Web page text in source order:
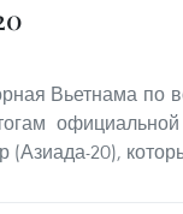
Вьетнама по
(Азиада-20),